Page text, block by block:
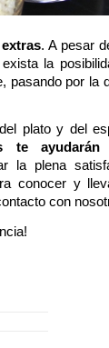
. A pesar
la
pasando por la
plato y del
te
la plena
conocer y
con